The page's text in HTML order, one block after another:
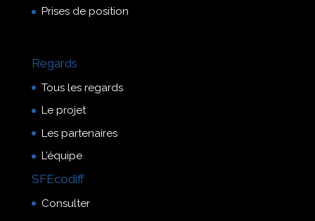
Prises de position
Regards
Tous les regards
Le projet
Les partenaires
L’équipe
SFEcodiff
Consulter